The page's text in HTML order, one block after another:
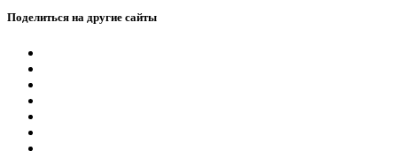
Поделиться на другие сайты